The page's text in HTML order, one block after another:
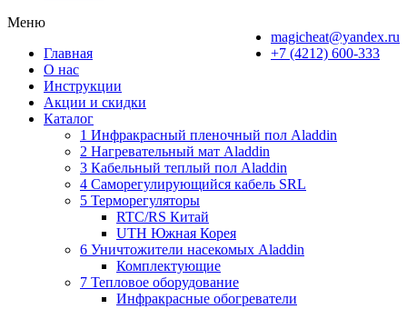
magicheat@yandex.ru
+7 (4212) 600-333
Меню
Главная
О нас
Инструкции
Акции и скидки
Каталог
1 Инфракрасный пленочный пол Aladdin
2 Нагревательный мат Aladdin
3 Кабельный теплый пол Aladdin
4 Саморегулирующийся кабель SRL
5 Терморегуляторы
RTC/RS Китай
UTH Южная Корея
6 Уничтожители насекомых Aladdin
Комплектующие
7 Тепловое оборудование
Инфракрасные обогреватели